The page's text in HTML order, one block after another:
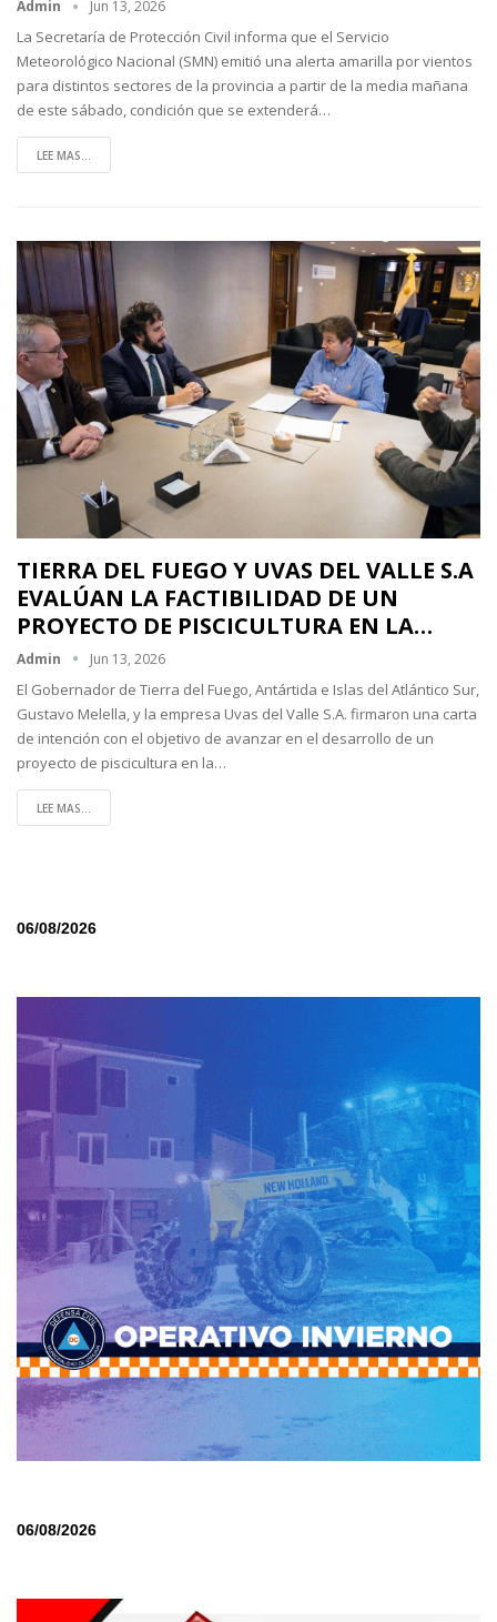
Admin Jun 13, 2026
La Secretaría de Protección Civil informa que el Servicio
Meteorológico Nacional (SMN) emitió una alerta amarilla por vientos
para distintos sectores de la provincia a partir de la media mañana
de este sábado, condición que se extenderá…
LEE MAS...
TIERRA DEL FUEGO Y UVAS DEL VALLE S.A
EVALÚAN LA FACTIBILIDAD DE UN
PROYECTO DE PISCICULTURA EN LA…
Admin Jun 13, 2026
El Gobernador de Tierra del Fuego, Antártida e Islas del Atlántico Sur,
Gustavo Melella, y la empresa Uvas del Valle S.A. firmaron una carta
de intención con el objetivo de avanzar en el desarrollo de un
proyecto de piscicultura en la…
LEE MAS...
06/08/2026
06/08/2026